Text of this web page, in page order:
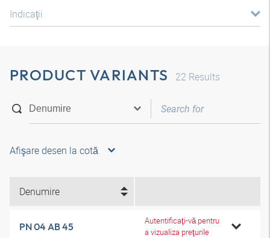
Indicaţii
PRODUCT VARIANTS 22 Results
Afişare desen la cotă
Denumire
PN 04 AB 45
Autentificaţi-vă pentru
a vizualiza preţurile